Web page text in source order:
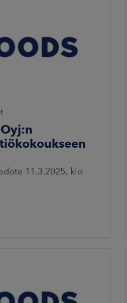
11.3.2025, klo